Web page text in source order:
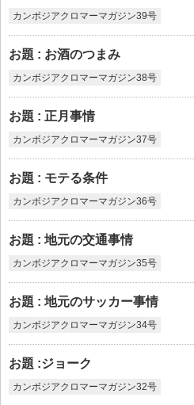
カンボジアクロマーマガジン39号
お題 : お酒のつまみ
カンボジアクロマーマガジン38号
お題 : 正月事情
カンボジアクロマーマガジン37号
お題 : モテる条件
カンボジアクロマーマガジン36号
お題 : 地元の交通事情
カンボジアクロマーマガジン35号
お題 : 地元のサッカー事情
カンボジアクロマーマガジン34号
お題 :ジョーク
カンボジアクロマーマガジン32号